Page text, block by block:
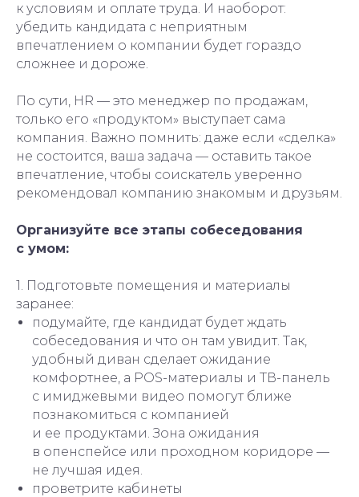
к условиям и оплате труда. И наоборот:
убедить кандидата с неприятным
впечатлением о компании будет гораздо
сложнее и дороже.
По сути, HR — это менеджер по продажам,
только его «продуктом» выступает сама
компания. Важно помнить: даже если «сделка»
не состоится, ваша задача — оставить такое
впечатление, чтобы соискатель уверенно
рекомендовал компанию знакомым и друзьям.
Организуйте все этапы собеседования
с умом:
1. Подготовьте помещения и материалы
заранее:
подумайте, где кандидат будет ждать
собеседования и что он там увидит. Так,
удобный диван сделает ожидание
комфортнее, а POS-материалы и ТВ-панель
с имиджевыми видео помогут ближе
познакомиться с компанией
и ее продуктами. Зона ожидания
в опенспейсе или проходном коридоре —
не лучшая идея.
проветрите кабинеты